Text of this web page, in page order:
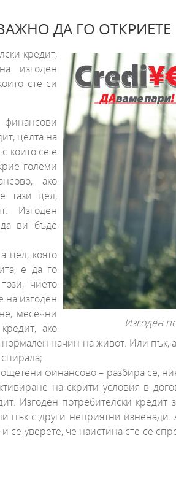
ДА ГО ОТКРИЕТЕ
Изгоден
кредит,
изгоден
сте си
целта на
които се е
големи
ако
тази цел,
Изгоден
ви бъде
цел, която
е да го
чието
на изгоден
месечни
ако
начин на живот. Или пък,
финансово – разбира се,
на скрити условия в
Изгоден потребителски
пък с други неприятни
уверете, че наистина сте се